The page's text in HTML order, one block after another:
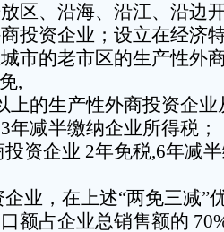
区、沿海、沿江、沿边
投资企业；设立在经济
市的老市区的生产性外
,
上的生产性外商投资企业
年减半缴纳企业所得税；
资企业 2年免税,6年减
业，在上述“两免三减”
额占企业总销售额的